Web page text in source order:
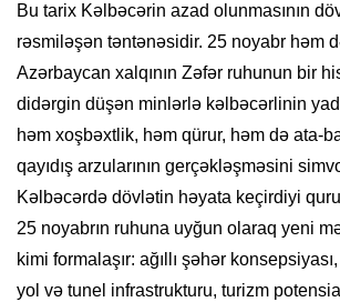
Bu tarix Kəlbəcərin azad olunmasının
rəsmiləşən təntənəsidir. 25 noyabr həm
Azərbaycan xalqının Zəfər ruhunun bir
didərgin düşən minlərlə kəlbəcərlinin
həm xoşbəxtlik, həm qürur, həm də ata-
qayıdış arzularının gerçəkləşməsini
Kəlbəcərdə dövlətin həyata keçirdiyi
25 noyabrın ruhuna uyğun olaraq yeni
kimi formalaşır: ağıllı şəhər
yol və tunel infrastrukturu, turizm